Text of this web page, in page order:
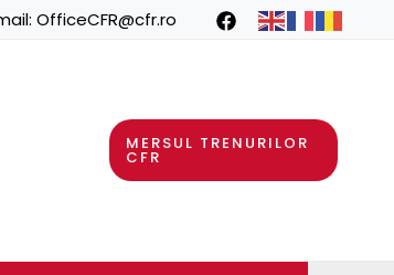
OfficeCFR@cfr.ro
MERSUL TRENURILOR
CFR